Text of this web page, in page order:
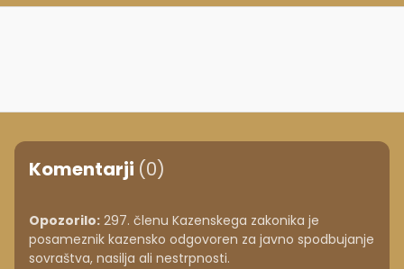
Komentarji (0)
Opozorilo: 297. členu Kazenskega zakonika je
posameznik kazensko odgovoren za javno spodbujanje
sovraštva, nasilja ali nestrpnosti.